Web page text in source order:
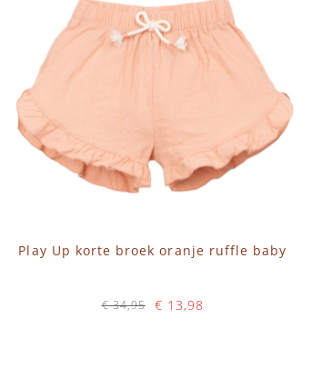
Play Up korte broek oranje ruffle baby
€ 13,98
€ 34,95